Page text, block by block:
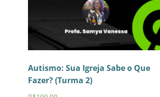
Autismo: Sua Igreja Sabe o Que
Fazer? (Turma 2)